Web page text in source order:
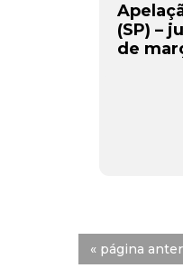
(SP) –
de
« página